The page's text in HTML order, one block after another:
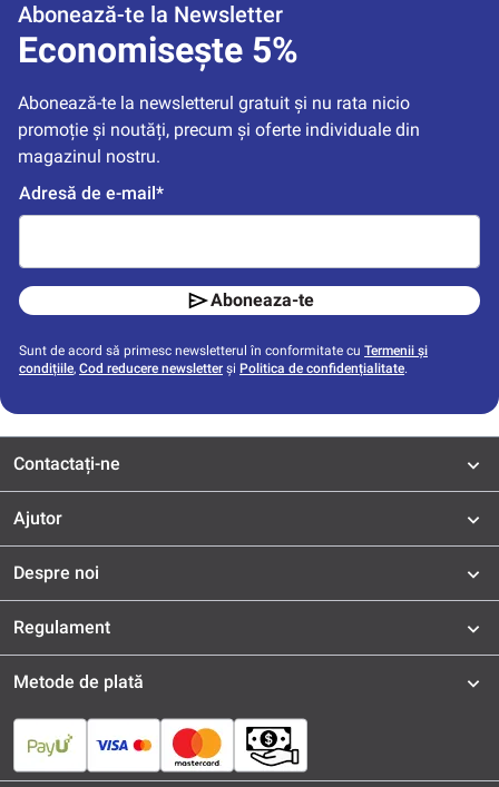
Abonează-te la Newsletter
Economisește 5%
Abonează-te la newsletterul gratuit și nu rata nicio
promoție și noutăți, precum și oferte individuale din
magazinul nostru.
Adresă de e-mail*
Aboneaza-te
Sunt de acord să primesc newsletterul în conformitate cu Termenii și
condițiile, Cod reducere newsletter și Politica de confidențialitate.
Contactați-ne
Ajutor
Despre noi
Regulament
Metode de plată